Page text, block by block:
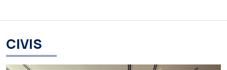
CIVIS